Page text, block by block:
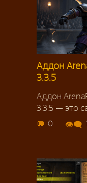
Аддон
3.3.5
Аддон
3.3.5 — это
0